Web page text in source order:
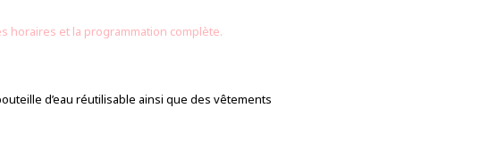
horaires et la programmation complète.
d’eau réutilisable ainsi que des vêtements